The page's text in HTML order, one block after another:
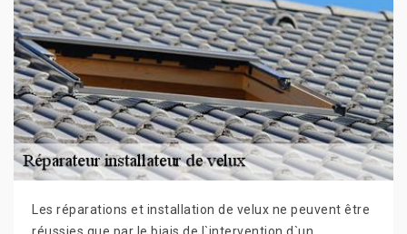
Les réparations et installation de velux ne peuvent être
réussies que par le biais de l`intervention d`un